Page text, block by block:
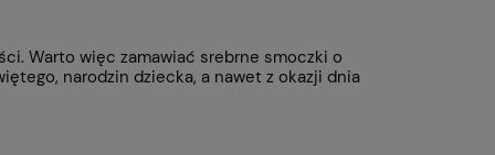
Warto więc zamawiać srebrne smoczki o
narodzin dziecka, a nawet z okazji dnia